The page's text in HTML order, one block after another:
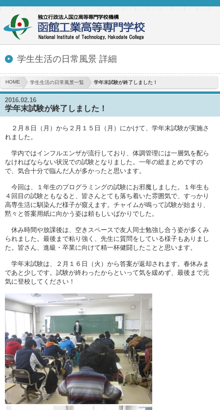
学生生活の日常風景 詳細
HOME 学生生活の日常風景一覧 学年末試験が終了しました！
2016.02.16
学年末試験が終了しました！
２月８日（月）から２月１５日（月）にかけて、学年末試験が実施さ
れました。
学内ではインフルエンザが流行しており、体調管理には一層気を配ら
なければならない状況での試験となりました。一年の総まとめですの
で、気合十分で臨んだ人が多かったと思います。
今回は、１年生のプログラミングの試験にお邪魔しました。１年生も
４回目の試験ともなると、皆さんとても落ち着いた雰囲気で、すっかり
高専生活に馴染んだ様子が窺えます。チャイムが鳴って試験が始まり、
黙々と答案用紙に向かう姿は頼もしいばかりでした。
休み時間や放課後は、空きスペースで友人同士勉強し合う姿が多くみ
られました。最後まで粘り強く、先生に質問をしている様子もありまし
た。皆さん、進級・卒業に向けて精一杯健闘したことと思います。
学年末試験は、２月１６日（火）から答案が返却されます。春休みま
であと少しです。試験が終わったからといって気を緩めず、最後まで元
気に登校してください！